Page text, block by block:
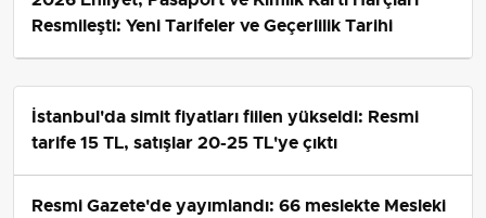
Resmileşti: Yeni Tarifeler ve Geçerlilik Tarihi
İstanbul'da simit fiyatları fiilen yükseldi: Resmi
tarife 15 TL, satışlar 20-25 TL'ye çıktı
Resmi Gazete'de yayımlandı: 66 meslekte Mesleki